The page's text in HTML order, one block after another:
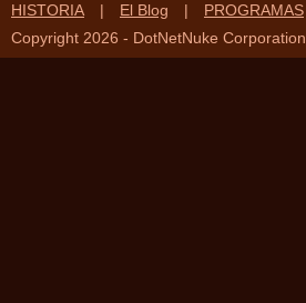
HISTORIA | El Blog |
PROGRAMAS
Copyright 2026 - DotNetNuke Corporation